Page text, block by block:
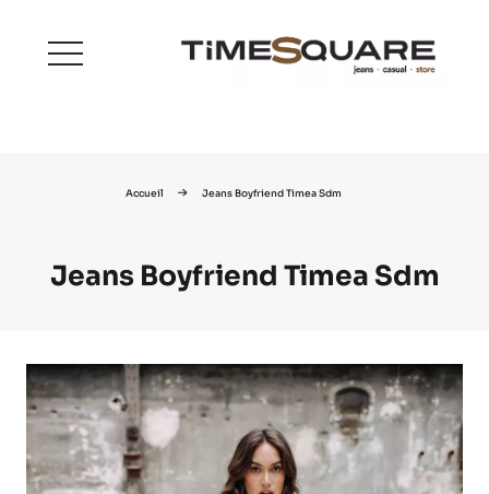
menu
Accueil Jeans Boyfriend Timea Sdm
Jeans Boyfriend Timea Sdm